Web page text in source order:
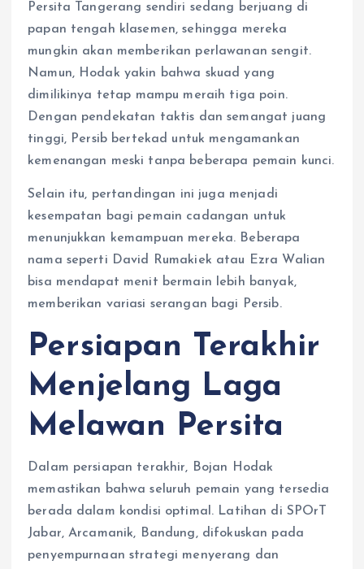
Persita Tangerang sendiri sedang berjuang di
papan tengah klasemen, sehingga mereka
mungkin akan memberikan perlawanan sengit.
Namun, Hodak yakin bahwa skuad yang
dimilikinya tetap mampu meraih tiga poin.
Dengan pendekatan taktis dan semangat juang
tinggi, Persib bertekad untuk mengamankan
kemenangan meski tanpa beberapa pemain kunci.
Selain itu, pertandingan ini juga menjadi
kesempatan bagi pemain cadangan untuk
menunjukkan kemampuan mereka. Beberapa
nama seperti David Rumakiek atau Ezra Walian
bisa mendapat menit bermain lebih banyak,
memberikan variasi serangan bagi Persib.
Persiapan Terakhir
Menjelang Laga
Melawan Persita
Dalam persiapan terakhir, Bojan Hodak
memastikan bahwa seluruh pemain yang tersedia
berada dalam kondisi optimal. Latihan di SPOrT
Jabar, Arcamanik, Bandung, difokuskan pada
penyempurnaan strategi menyerang dan